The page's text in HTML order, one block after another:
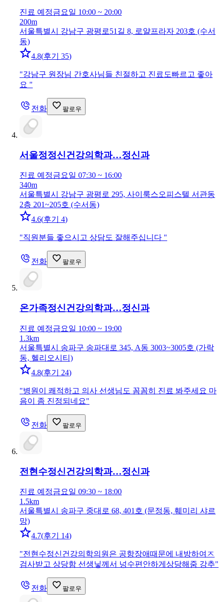
진료 예정금요일 10:00 ~ 20:00
200m
서울특별시 강남구 광평로51길 8, 로얄프라자 203호 (수서
동)
4.8(후기 35)
"강남구 원장님 간호사님들 친절하고 진료도빠르고 좋아
요 "
전화 팔로우
서울정정신건강의학과…정신과
진료 예정금요일 07:30 ~ 16:00
340m
서울특별시 강남구 광평로 295, 사이룩스오피스텔 서관동
2층 201~205호 (수서동)
4.6(후기 4)
"직원분들 좋으시고 상담도 잘해주십니다 "
전화 팔로우
온가족정신건강의학과…정신과
진료 예정금요일 10:00 ~ 19:00
1.3km
서울특별시 송파구 송파대로 345, A동 3003~3005호 (가락
동, 헬리오시티)
4.8(후기 24)
"병원이 쾌적하고 의사 선생님도 꼼꼼히 진료 봐주세요 마
음이 좀 진정되네요"
전화 팔로우
전현수정신건강의학과…정신과
진료 예정금요일 09:30 ~ 18:00
1.5km
서울특별시 송파구 중대로 68, 401호 (문정동, 훼미리 샤르
망)
4.7(후기 14)
"전현수정신건강의학의원은 공항장애때문에 내방하여ㅈ
검사받고 상당함 선생닣께서 넝수편안하게상당해줌 강추"
전화 팔로우